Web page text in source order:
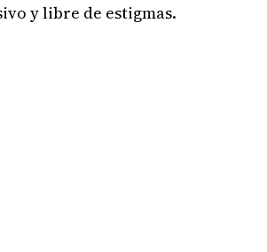
y libre de estigmas.